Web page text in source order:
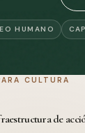
HUMANO
CULTURA
de